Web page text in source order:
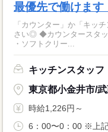
最優先で働けます
「カウンター」か「キッ
さい◎ ◆カウンタースタッフ ・レジでの接客、注文 ・ドリンク作り
・ソフトクリー...
キッチンスタッフ
東京都小金井市/
時給1,226円～
6：00〜0：00 ※上